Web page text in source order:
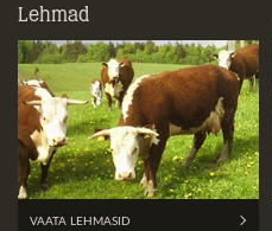
Lehmad
VAATA LEHMASID